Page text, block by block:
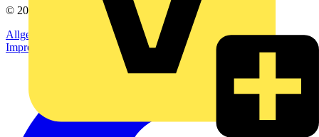
© 2002-
Voltimum
Allgemeine Geschäftsbedingungen
Datenschutzerklärung
Impressum